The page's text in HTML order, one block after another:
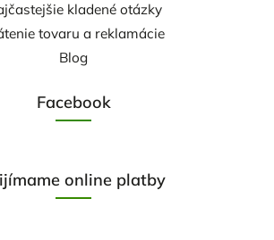
kladené otázky
tovaru a reklamácie
Blog
Facebook
online platby